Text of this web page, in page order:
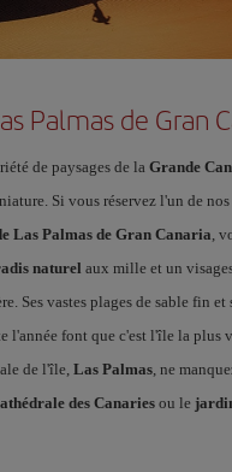
Palmas de Gran
de paysages de laGrande
Si vous réservez l'un de nos
Las Palmas de Gran Canaria,
naturel aux mille et un
Ses vastes plages de sable fin
l'année font que c'est l'île la plus
de l'île, Las Palmas, ne
des Canaries ou le